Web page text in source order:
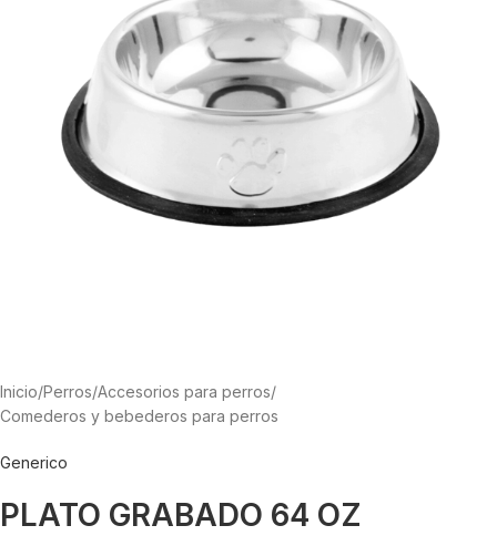
Inicio/Perros/Accesorios para perros/
Comederos y bebederos para perros
Generico
PLATO GRABADO 64 OZ